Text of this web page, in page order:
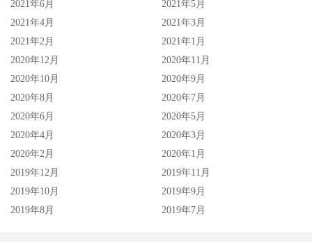
2021年6月
2021年5月
2021年4月
2021年3月
2021年2月
2021年1月
2020年12月
2020年11月
2020年10月
2020年9月
2020年8月
2020年7月
2020年6月
2020年5月
2020年4月
2020年3月
2020年2月
2020年1月
2019年12月
2019年11月
2019年10月
2019年9月
2019年8月
2019年7月